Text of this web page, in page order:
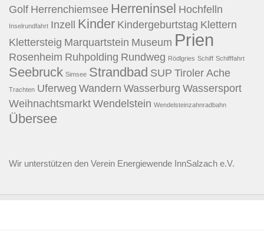
Golf Herrenchiemsee Herreninsel Hochfelln
Inselrundfahrt Inzell Kinder Kindergeburtstag Klettern
Klettersteig Marquartstein Museum Prien
Rosenheim Ruhpolding Rundweg Rödlgries Schiff Schifffahrt
Seebruck Simsee Strandbad SUP Tiroler Ache
Trachten Uferweg Wandern Wasserburg Wassersport
Weihnachtsmarkt Wendelstein Wendelsteinzahnradbahn
Übersee
Wir unterstützen den Verein Energiewende InnSalzach e.V.